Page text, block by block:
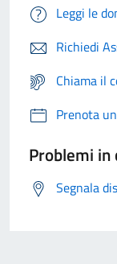
Leggi le
Richiedi
Chiama il
Prenota
Problemi
Segnala